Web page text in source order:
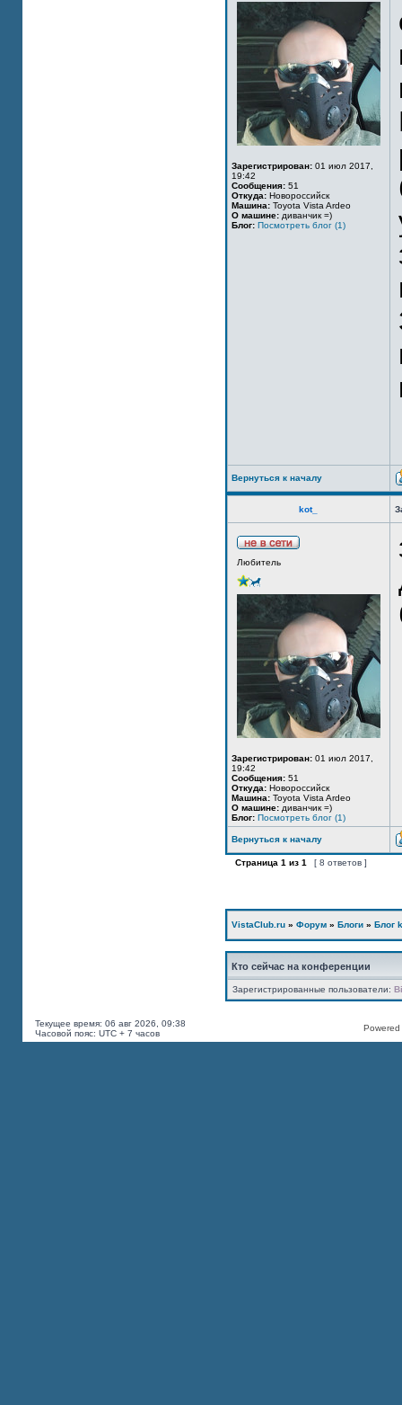
Зарегистрирован: 01 июл 2017,
19:42
Сообщения: 51
Откуда: Новороссийск
Машина: Toyota Vista Ardeo
О машине: диванчик =)
Блог: Посмотреть блог (1)
Вернуться к началу
kot_
Любитель
Зарегистрирован: 01 июл 2017,
19:42
Сообщения: 51
Откуда: Новороссийск
Машина: Toyota Vista Ardeo
О машине: диванчик =)
Блог: Посмотреть блог (1)
Вернуться к началу
Страница 1 из 1 [ 8 ответов ]
VistaClub.ru » Форум » Блоги » Блог
Кто сейчас на конференции
Зарегистрированные пользователи:
Текущее время: 06 авг 2026, 09:38
Часовой пояс: UTC + 7 часов